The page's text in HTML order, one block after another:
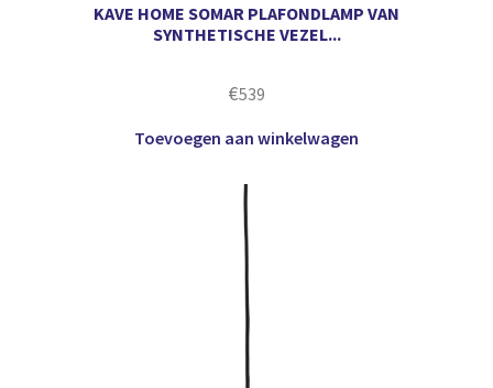
KAVE HOME SOMAR PLAFONDLAMP VAN
SYNTHETISCHE VEZEL...
€539
Toevoegen aan winkelwagen